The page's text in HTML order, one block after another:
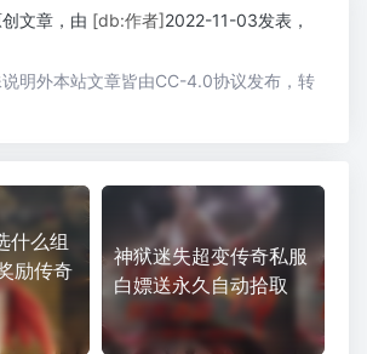
文章，由 [db:作者]2022-11-03发表，
明外本站文章皆由CC-4.0协议发布，转
什么组
励传奇
神狱迷失超变传奇私服
白嫖送永久自动拾取